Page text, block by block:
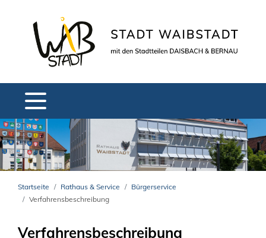
Startseite Rathaus & Service
Bürgerservice
Verfahrensbeschreibung
Verfahrensbeschreibung